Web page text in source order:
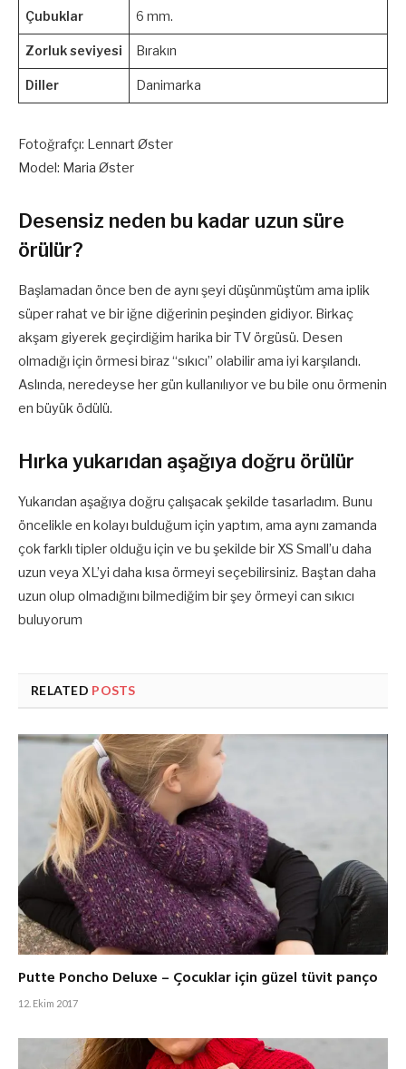
Çubuklar 6 mm.
Zorluk seviyesi Bırakın
Diller Danimarka
Fotoğrafçı: Lennart Øster
Model: Maria Øster
Desensiz neden bu kadar uzun süre
örülür?
Başlamadan önce ben de aynı şeyi düşünmüştüm ama iplik
süper rahat ve bir iğne diğerinin peşinden gidiyor. Birkaç
akşam giyerek geçirdiğim harika bir TV örgüsü. Desen
olmadığı için örmesi biraz “sıkıcı” olabilir ama iyi karşılandı.
Aslında, neredeyse her gün kullanılıyor ve bu bile onu örmenin
en büyük ödülü.
Hırka yukarıdan aşağıya doğru örülür
Yukarıdan aşağıya doğru çalışacak şekilde tasarladım. Bunu
öncelikle en kolayı bulduğum için yaptım, ama aynı zamanda
çok farklı tipler olduğu için ve bu şekilde bir XS Small’u daha
uzun veya XL’yi daha kısa örmeyi seçebilirsiniz. Baştan daha
uzun olup olmadığını bilmediğim bir şey örmeyi can sıkıcı
buluyorum
RELATED POSTS
Putte Poncho Deluxe – Çocuklar için güzel tüvit panço
12. Ekim 2017